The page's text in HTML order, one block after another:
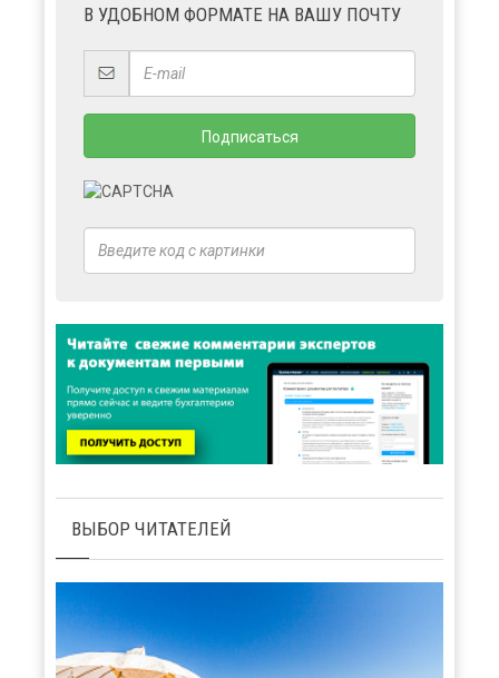
В УДОБНОМ ФОРМАТЕ НА ВАШУ ПОЧТУ
ВЫБОР ЧИТАТЕЛЕЙ